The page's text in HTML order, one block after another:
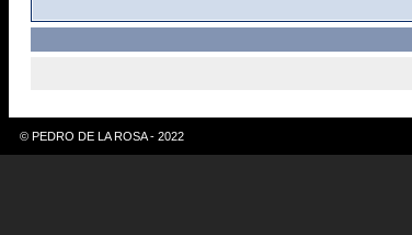
© PEDRO DE LA ROSA - 2022